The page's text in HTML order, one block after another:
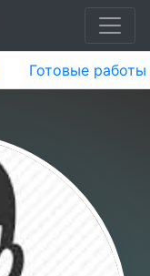
Готовые работы